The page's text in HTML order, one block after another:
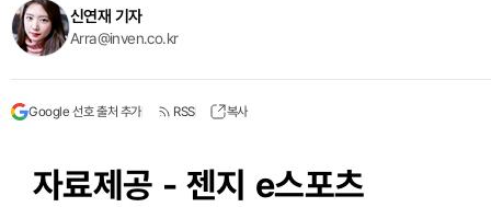
신연재 기자
Arra@inven.co.kr
Google 선호 출처 추가 RSS 복사
자료제공 - 젠지 e스포츠